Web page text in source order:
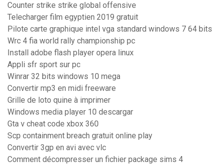
Counter strike strike global offensive
Telecharger film egyptien 2019 gratuit
Pilote carte graphique intel vga standard windows 7 64 bits
Wrc 4 fia world rally championship pc
Install adobe flash player opera linux
Appli sfr sport sur pc
Winrar 32 bits windows 10 mega
Convertir mp3 en midi freeware
Grille de loto quine à imprimer
Windows media player 10 descargar
Gta v cheat code xbox 360
Scp containment breach gratuit online play
Convertir 3gp en avi avec vlc
Comment décompresser un fichier package sims 4